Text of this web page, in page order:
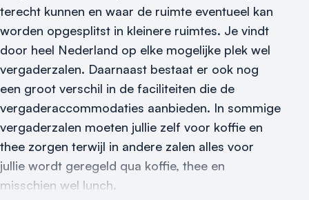
Meld locatie aan
Nieuws
Reviews (5⭐️)
Contact
terecht kunnen en waar de ruimte eventueel kan
worden opgesplitst in kleinere ruimtes. Je vindt
door heel Nederland op elke mogelijke plek wel
vergaderzalen. Daarnaast bestaat er ook nog
een groot verschil in de faciliteiten die de
vergaderaccommodaties aanbieden. In sommige
vergaderzalen moeten jullie zelf voor koffie en
thee zorgen terwijl in andere zalen alles voor
jullie wordt geregeld qua koffie, thee en
misschien wel lunch.